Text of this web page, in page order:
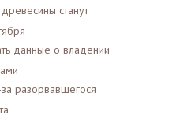
станут
данные о владении
разорвавшегося